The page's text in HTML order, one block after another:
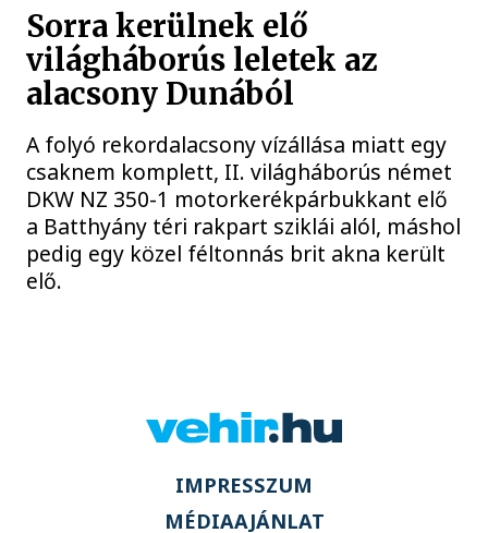
Sorra kerülnek elő
világháborús leletek az
alacsony Dunából
A folyó rekordalacsony vízállása miatt egy
csaknem komplett, II. világháborús német
DKW NZ 350-1 motorkerékpárbukkant elő
a Batthyány téri rakpart sziklái alól, máshol
pedig egy közel féltonnás brit akna került
elő.
IMPRESSZUM
MÉDIAAJÁNLAT